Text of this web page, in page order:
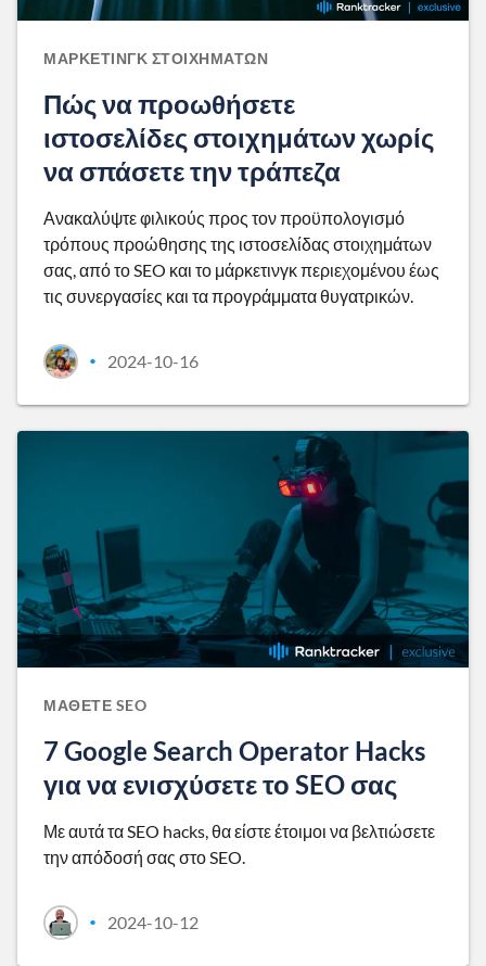
ΜΆΡΚΕΤΙΝΓΚ ΣΤΟΙΧΗΜΆΤΩΝ
Πώς να προωθήσετε
ιστοσελίδες στοιχημάτων χωρίς
να σπάσετε την τράπεζα
Ανακαλύψτε φιλικούς προς τον προϋπολογισμό
τρόπους προώθησης της ιστοσελίδας στοιχημάτων
σας, από το SEO και το μάρκετινγκ περιεχομένου έως
τις συνεργασίες και τα προγράμματα θυγατρικών.
• 2024-10-16
ΜΆΘΕΤΕ SEO
7 Google Search Operator Hacks
για να ενισχύσετε το SEO σας
Με αυτά τα SEO hacks, θα είστε έτοιμοι να βελτιώσετε
την απόδοσή σας στο SEO.
• 2024-10-12